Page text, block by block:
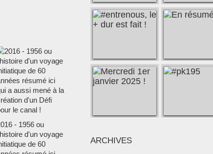
- 1956 ou
d'un voyage
de 60
ARCHIVES